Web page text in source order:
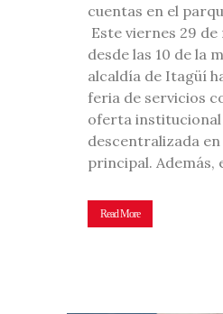
cuentas en el
Este viernes 29
desde las 10 de la
alcaldía de Itagüí
feria de servicios
oferta institucional
descentralizada
principal. Además,
Read More